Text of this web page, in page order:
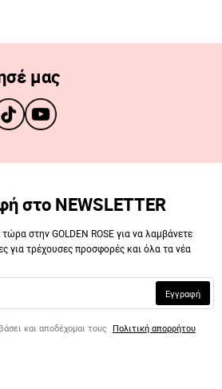
μας
στο NEWSLETTER
τώρα στην GOLDEN ROSE για να λαμβάνετε
για τρέχουσες προσφορές και όλα τα νέα
Εγγραφή
και αποδέχομαι τους Πολιτική απορρήτου